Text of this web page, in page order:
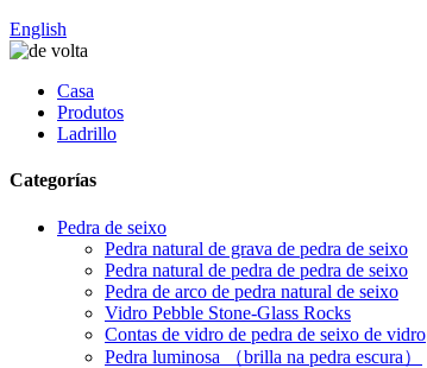
English
Casa
Produtos
Ladrillo
Categorías
Pedra de seixo
Pedra natural de grava de pedra de seixo
Pedra natural de pedra de pedra de seixo
Pedra de arco de pedra natural de seixo
Vidro Pebble Stone-Glass Rocks
Contas de vidro de pedra de seixo de vidro
Pedra luminosa （brilla na pedra escura）